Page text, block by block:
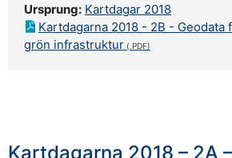
Ursprung: Kartdagar 2018
Kartdagarna 2018 - 2B - Geodata
grön infrastruktur
Kartdagarna 2018 – 2A –